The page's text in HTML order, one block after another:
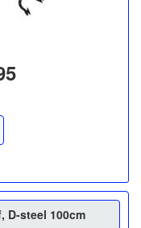
D-steel 100cm